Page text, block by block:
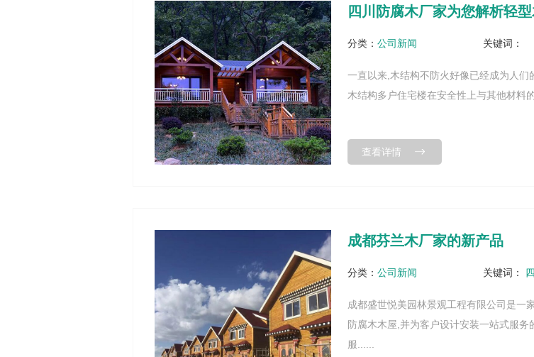
四川防腐木厂家为您解析轻
分类：公司新闻 关键词：
一直以来,木结构不防火好像已经成为人
木结构多户住宅楼在安全性上与其他材料
查看详情
成都芬兰木厂家的新产品
分类：公司新闻 关键词：
成都盛世悦美园林景观工程有限公司是一
防腐木木屋,并为客户设计安装一站式服
服......